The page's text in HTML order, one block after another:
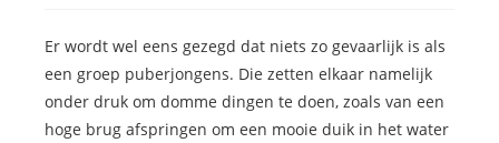
Er wordt wel eens gezegd dat niets zo gevaarlijk is als
een groep puberjongens. Die zetten elkaar namelijk
onder druk om domme dingen te doen, zoals van een
hoge brug afspringen om een mooie duik in het water